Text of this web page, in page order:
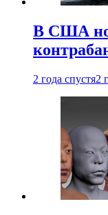
В США
2 года спустя2